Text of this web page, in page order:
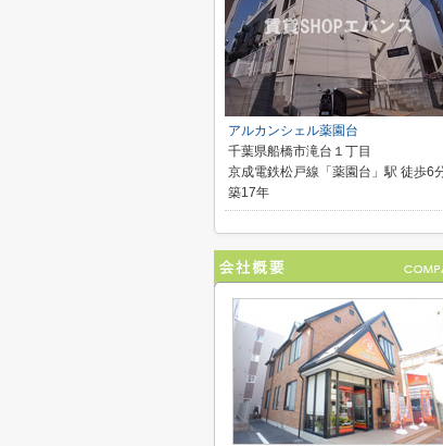
アルカンシェル薬園台
千葉県船橋市滝台１丁目
京成電鉄松戸線「薬園台」駅 徒歩6
築17年